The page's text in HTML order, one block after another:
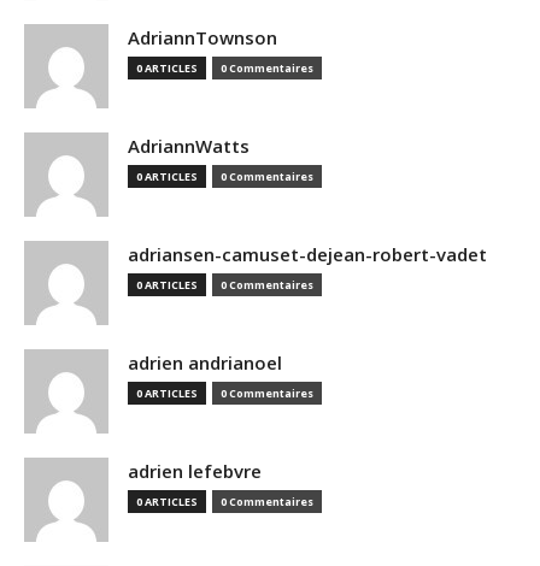
AdriannTownson
0 ARTICLES 0 Commentaires
AdriannWatts
0 ARTICLES 0 Commentaires
adriansen-camuset-dejean-robert-vadet
0 ARTICLES 0 Commentaires
adrien andrianoel
0 ARTICLES 0 Commentaires
adrien lefebvre
0 ARTICLES 0 Commentaires